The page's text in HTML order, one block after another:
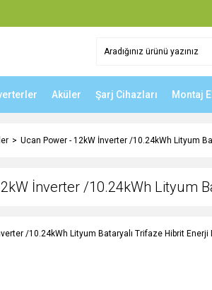
Aküler Şarj Cihazları Montaj
Ucan Power - 12kW İnverter /10.24kWh Lityum
İnverter /10.24kWh Lityum